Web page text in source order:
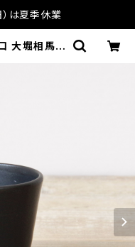
）は夏季休業
大堀相馬焼